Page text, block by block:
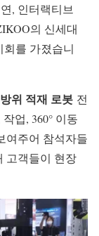
, 인터랙티브
의 신세대
를 가졌습니
위 적재 로봇 전
업, 360° 이동
여주어 참석자들
고객들이 현장